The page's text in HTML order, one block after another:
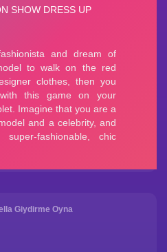
Giydirme Oyna